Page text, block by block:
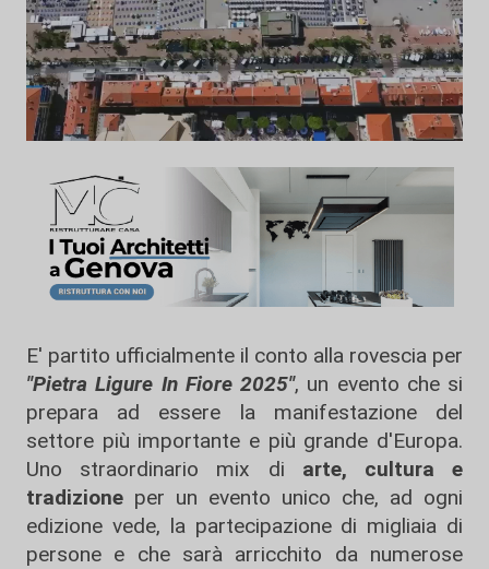
E' partito ufficialmente il conto alla rovescia per
"Pietra Ligure In Fiore 2025", un evento che si
prepara ad essere la manifestazione del
settore più importante e più grande d'Europa.
Uno straordinario mix di arte, cultura e
tradizione per un evento unico che, ad ogni
edizione vede, la partecipazione di migliaia di
persone e che sarà arricchito da numerose